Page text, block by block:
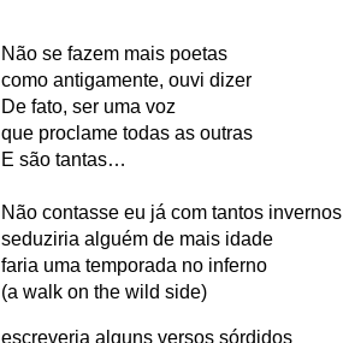
Não se fazem mais poetas
como antigamente, ouvi dizer
De fato, ser uma voz
que proclame todas as outras
E são tantas…
Não contasse eu já com tantos invernos
seduziria alguém de mais idade
faria uma temporada no inferno
(a walk on the wild side)
escreveria alguns versos sórdidos